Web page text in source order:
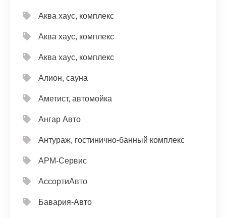
Аква хаус, комплекс
Аква хаус, комплекс
Аква хаус, комплекс
Алион, сауна
Аметист, автомойка
Ангар Авто
Антураж, гостинично-банный комплекс
АРМ-Сервис
АссортиАвто
Бавария-Авто